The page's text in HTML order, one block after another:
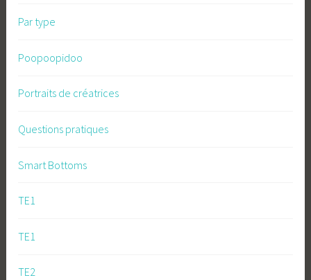
Par type
Poopoopidoo
Portraits de créatrices
Questions pratiques
Smart Bottoms
TE1
TE1
TE2